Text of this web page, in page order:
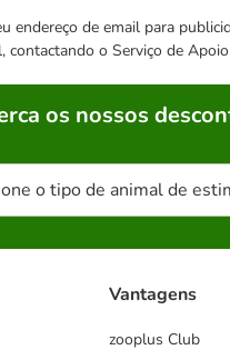
endereço de email para
o Serviço de
os nossos
o tipo de animal de
Vantagens
zooplus Club